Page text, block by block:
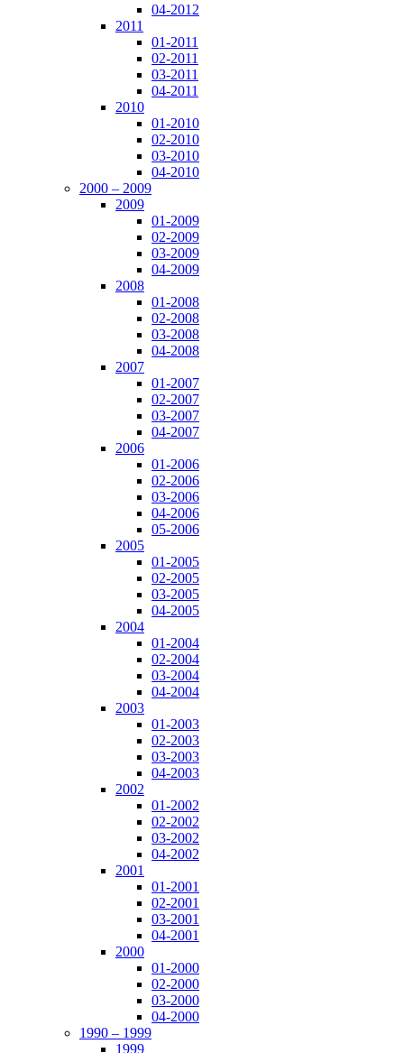
04-2012
2011
01-2011
02-2011
03-2011
04-2011
2010
01-2010
02-2010
03-2010
04-2010
2000 – 2009
2009
01-2009
02-2009
03-2009
04-2009
2008
01-2008
02-2008
03-2008
04-2008
2007
01-2007
02-2007
03-2007
04-2007
2006
01-2006
02-2006
03-2006
04-2006
05-2006
2005
01-2005
02-2005
03-2005
04-2005
2004
01-2004
02-2004
03-2004
04-2004
2003
01-2003
02-2003
03-2003
04-2003
2002
01-2002
02-2002
03-2002
04-2002
2001
01-2001
02-2001
03-2001
04-2001
2000
01-2000
02-2000
03-2000
04-2000
1990 – 1999
1999